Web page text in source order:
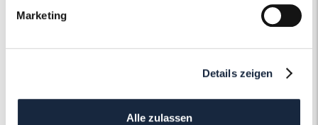
Marketing
Details zeigen
Alle zulassen